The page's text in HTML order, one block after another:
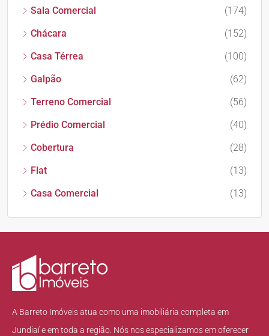
Sala Comercial
(174)
Chácara
(152)
Casa Térrea
(100)
Galpão
(62)
Terreno Comercial
(56)
Prédio Comercial
(40)
Cobertura
(28)
Flat
(13)
Casa Comercial
(13)
A Barreto Imóveis atua como uma imobiliária completa em
Jundiaí e em toda a região. Nós nos especializamos em oferecer